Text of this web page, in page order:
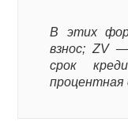
В этих
взнос; ZV
срок
процентная